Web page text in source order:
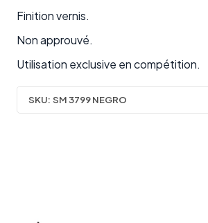
Finition vernis.
Non approuvé.
Utilisation exclusive en compétition.
SKU: SM 3799 NEGRO